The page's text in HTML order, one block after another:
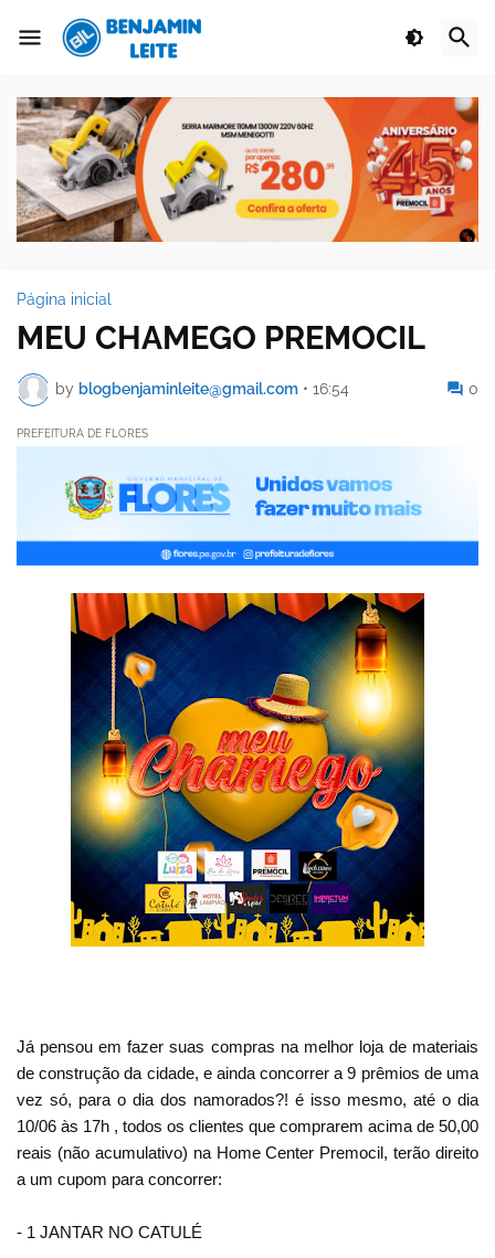
Página inicial
MEU CHAMEGO PREMOCIL
by blogbenjaminleite@gmail.com • 16:54 0
PREFEITURA DE FLORES
Já pensou em fazer suas compras na melhor loja de materiais
de construção da cidade, e ainda concorrer a 9 prêmios de uma
vez só, para o dia dos namorados?! é isso mesmo, até o dia
10/06 às 17h , todos os clientes que comprarem acima de 50,00
reais (não acumulativo) na Home Center Premocil, terão direito
a um cupom para concorrer:
- 1 JANTAR NO CATULÉ